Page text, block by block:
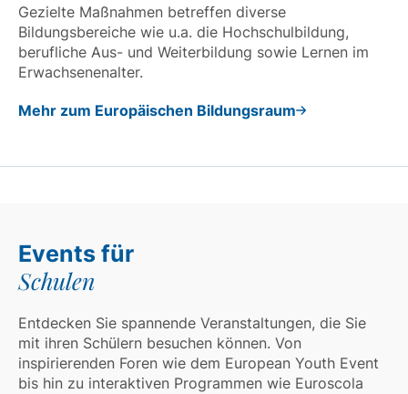
Gezielte Maßnahmen betreffen diverse
Bildungsbereiche wie u.a. die Hochschulbildung,
berufliche Aus- und Weiterbildung sowie Lernen im
Erwachsenenalter.
Mehr zum Europäischen Bildungsraum
Events für
Schulen
Entdecken Sie spannende Veranstaltungen, die Sie
mit ihren Schülern besuchen können. Von
inspirierenden Foren wie dem European Youth Event
bis hin zu interaktiven Programmen wie Euroscola